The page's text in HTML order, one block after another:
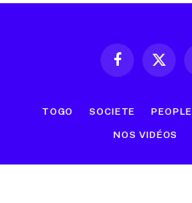
FacebookX
TOGO SOCIETE PEOPLE
NOS VIDÉOS